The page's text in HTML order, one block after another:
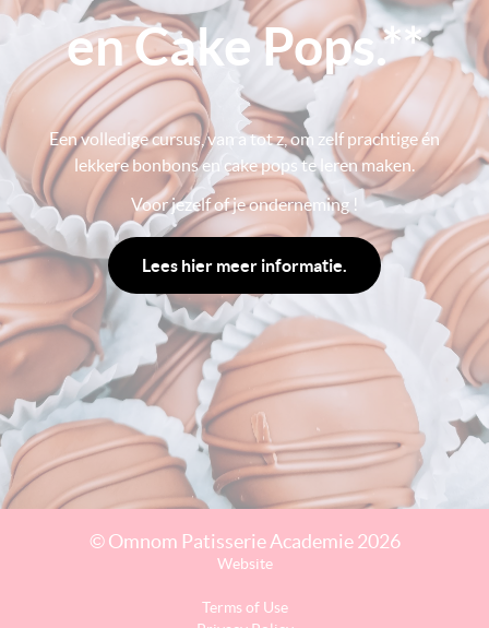
en Cake Pops.**
Een volledige cursus, van a tot z, om zelf prachtige én
lekkere bonbons en cake pops te leren maken.
Voor jezelf of je onderneming !
Lees hier meer informatie.
© Omnom Patisserie Academie 2026
Website
Terms of Use